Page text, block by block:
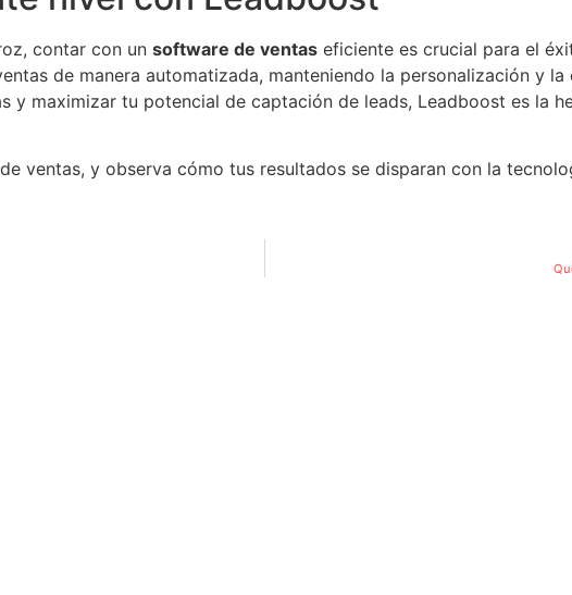
contar con un software de ventas eficiente es crucial para el
de manera automatizada, manteniendo la personalización y
y maximizar tu potencial de captación de leads, Leadboost es la
ventas, y observa cómo tus resultados se disparan con la